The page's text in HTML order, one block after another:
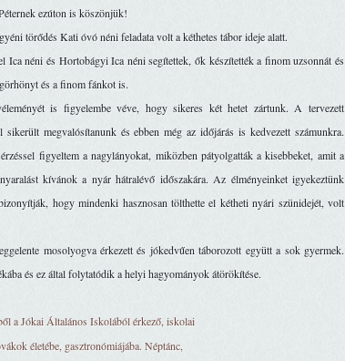
ezúton is köszönjük!
törődés Kati óvó néni feladata volt a kéthetes tábor ideje alatt.
Ica néni és Hortobágyi Ica néni segítettek, ők készítették a finom uzsonnát és
és a finom fánkot is.
is figyelembe véve, hogy sikeres két hetet zártunk. A tervezett
megvalósítanunk és ebben még az időjárás is kedvezett számunkra.
figyeltem a nagylányokat, miközben pátyolgatták a kisebbeket, amit a
kívánok a nyár hátralévő időszakára. Az élményeinket igyekeztünk
hogy mindenki hasznosan tölthette el kétheti nyári szünidejét, volt
mosolyogva érkezett és jókedvűen táborozott együtt a sok gyermek.
és ez által folytatódik a helyi hagyományok átörökítése.
a Jókai Általános Iskolából érkező, iskolai
életébe, gasztronómiájába. Néptánc,